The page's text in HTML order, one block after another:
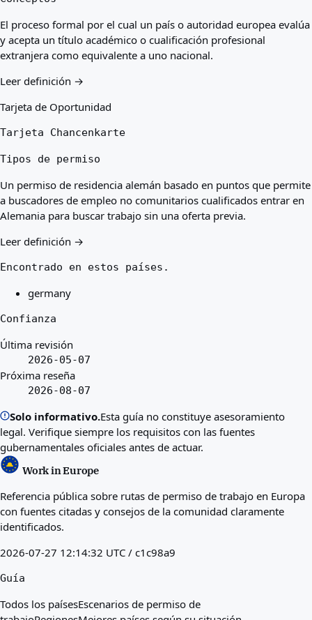
El proceso formal por el cual un país o autoridad europea evalúa
y acepta un título académico o cualificación profesional
extranjera como equivalente a uno nacional.
Leer definición →
Tarjeta de Oportunidad
Tarjeta Chancenkarte
Tipos de permiso
Un permiso de residencia alemán basado en puntos que permite
a buscadores de empleo no comunitarios cualificados entrar en
Alemania para buscar trabajo sin una oferta previa.
Leer definición →
Encontrado en estos países.
germany
Confianza
Última revisión
2026-05-07
Próxima reseña
2026-08-07
Solo informativo.Esta guía no constituye asesoramiento
legal. Verifique siempre los requisitos con las fuentes
gubernamentales oficiales antes de actuar.
Work in Europe
Referencia pública sobre rutas de permiso de trabajo en Europa
con fuentes citadas y consejos de la comunidad claramente
identificados.
2026-07-27 12:14:32 UTC / c1c98a9
Guía
Todos los paísesEscenarios de permiso de